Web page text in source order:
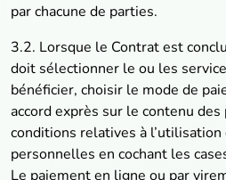
par chacune de parties.
3.2. Lorsque le Contrat est
doit sélectionner le ou les
bénéficier, choisir le mode de
accord exprès sur le contenu
conditions relatives à l’utilisation
personnelles en cochant les
Le paiement en ligne ou par